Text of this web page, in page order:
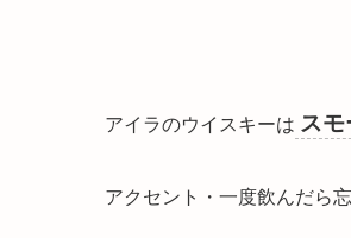
アイラのウイスキーは ス
アクセント・一度飲んだら